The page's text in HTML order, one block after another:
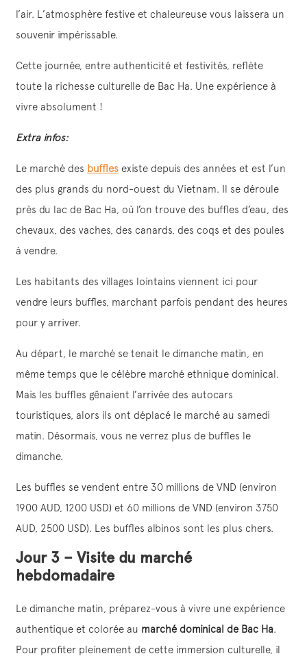
l’air. L’atmosphère festive et chaleureuse vous laissera un
souvenir impérissable.
Cette journée, entre authenticité et festivités, reflète
toute la richesse culturelle de Bac Ha. Une expérience à
vivre absolument !
Extra infos:
Le marché des buffles existe depuis des années et est l’un
des plus grands du nord-ouest du Vietnam. Il se déroule
près du lac de Bac Ha, où l’on trouve des buffles d’eau, des
chevaux, des vaches, des canards, des coqs et des poules
à vendre.
Les habitants des villages lointains viennent ici pour
vendre leurs buffles, marchant parfois pendant des heures
pour y arriver.
Au départ, le marché se tenait le dimanche matin, en
même temps que le célèbre marché ethnique dominical.
Mais les buffles gênaient l’arrivée des autocars
touristiques, alors ils ont déplacé le marché au samedi
matin. Désormais, vous ne verrez plus de buffles le
dimanche.
Les buffles se vendent entre 30 millions de VND (environ
1900 AUD, 1200 USD) et 60 millions de VND (environ 3750
AUD, 2500 USD). Les buffles albinos sont les plus chers.
Jour 3 – Visite du marché
hebdomadaire
Le dimanche matin, préparez-vous à vivre une expérience
authentique et colorée au marché dominical de Bac Ha.
Pour profiter pleinement de cette immersion culturelle, il